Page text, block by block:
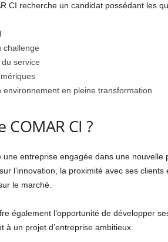
CI recherche un candidat possédant les
challenge
service
en pleine transformation
CI ?
une entreprise engagée dans une nouvelle
l’innovation, la proximité avec ses
le marché.
également l’opportunité de développer
un projet d’entreprise ambitieux.